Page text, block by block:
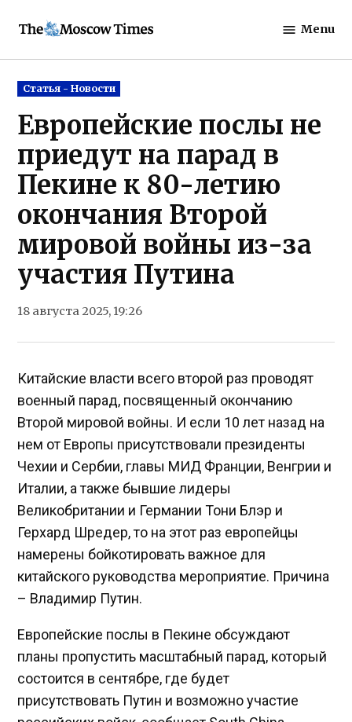
Moscow
Menu
Posted
in
Статья - Новости
Европейские послы не
приедут на парад в
Пекине к 80-летию
окончания Второй
мировой войны из-за
участия Путина
18 августа 2025, 19:26
Китайские власти всего второй раз проводят
военный парад, посвященный окончанию
Второй мировой войны. И если 10 лет назад на
нем от Европы присутствовали президенты
Чехии и Сербии, главы МИД Франции, Венгрии и
Италии, а также бывшие лидеры
Великобритании и Германии Тони Блэр и
Герхард Шредер, то на этот раз европейцы
намерены бойкотировать важное для
китайского руководства мероприятие. Причина
– Владимир Путин.
Европейские послы в Пекине обсуждают
планы пропустить масштабный парад, который
состоится в сентябре, где будет
присутствовать Путин и возможно участие